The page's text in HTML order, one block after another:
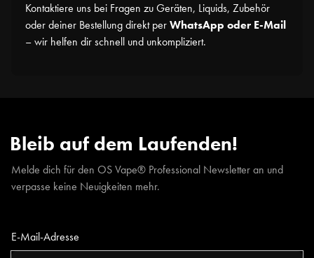
Kontaktiere uns bei Fragen zu Geräten, Liquids, Zubehör
oder deiner Bestellung direkt perWhatsApp oder E-Mail
– wir helfen dir schnell und unkompliziert.
Bleib auf dem Laufenden!
Melde dich für den OS Vape® Professional Newsletter an und
verpasse keine Neuigkeiten mehr.
E-Mail-Adresse